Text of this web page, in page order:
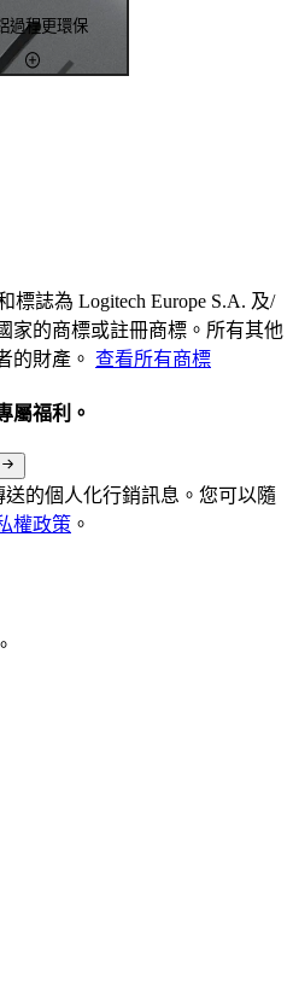
過程更環保
誌為 Logitech Europe S.A. 及/
家的商標或註冊商標。所有其他
的財產。 查看所有商標
屬福利。
送的個人化行銷訊息。您可以隨
權政策 。